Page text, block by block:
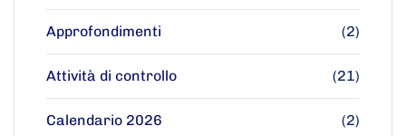
Approfondimenti (2)
Attività di controllo (21)
Calendario 2026 (2)